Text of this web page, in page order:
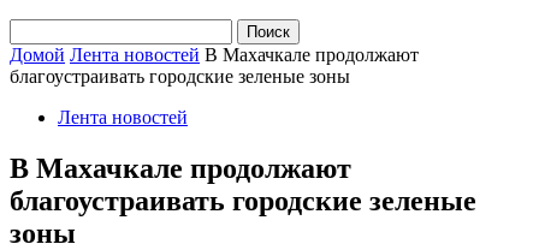
Домой Лента новостей В Махачкале продолжают
благоустраивать городские зеленые зоны
Лента новостей
В Махачкале продолжают
благоустраивать городские зеленые
зоны